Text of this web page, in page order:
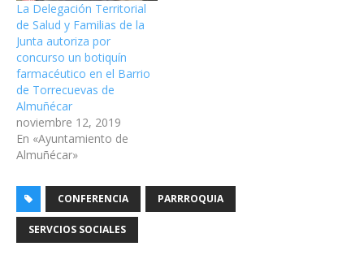
La Delegación Territorial
de Salud y Familias de la
Junta autoriza por
concurso un botiquín
farmacéutico en el Barrio
de Torrecuevas de
Almuñécar
noviembre 12, 2019
En «Ayuntamiento de
Almuñécar»
CONFERENCIA PARRROQUIA
SERVCIOS SOCIALES